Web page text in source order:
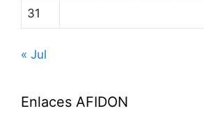
31
« Jul
Enlaces AFIDON